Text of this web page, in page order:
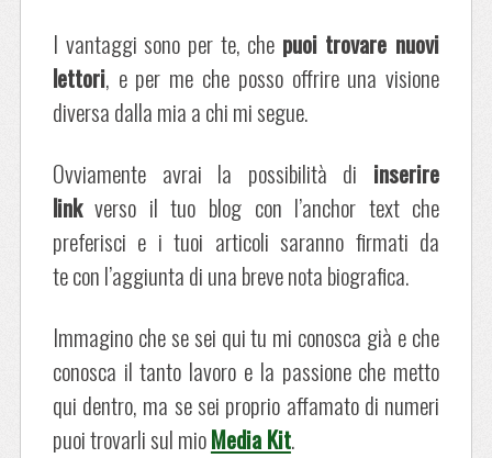
I vantaggi sono per te, che puoi trovare nuovi
lettori, e per me che posso offrire una visione
diversa dalla mia a chi mi segue.
Ovviamente avrai la possibilità di inserire
linkverso il tuo blog con l’anchor text che
preferisci e i tuoi articoli saranno firmati da
te con l’aggiunta di una breve nota biografica.
Immagino che se sei qui tu mi conosca già e che
conosca il tanto lavoro e la passione che metto
qui dentro, ma se sei proprio affamato di numeri
puoi trovarli sul mioMedia Kit.